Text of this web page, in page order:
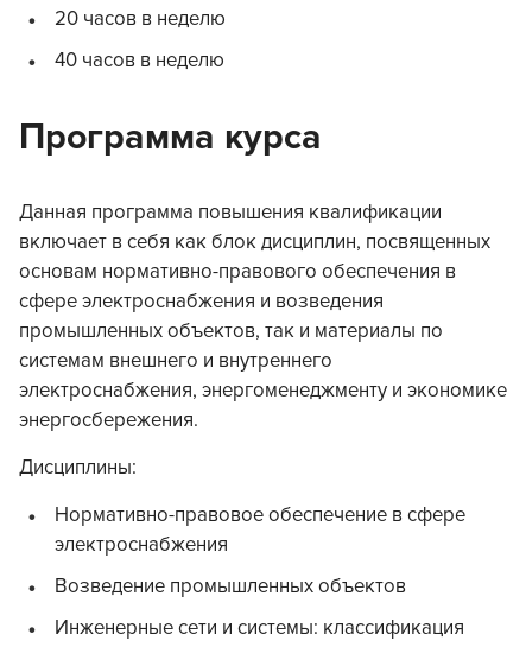
20 часов в неделю
40 часов в неделю
Программа курса
Данная программа повышения квалификации
включает в себя как блок дисциплин, посвященных
основам нормативно-правового обеспечения в
сфере электроснабжения и возведения
промышленных объектов, так и материалы по
системам внешнего и внутреннего
электроснабжения, энергоменеджменту и экономике
энергосбережения.
Дисциплины:
Нормативно-правовое обеспечение в сфере
электроснабжения
Возведение промышленных объектов
Инженерные сети и системы: классификация